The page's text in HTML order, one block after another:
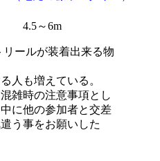
4.5～6m
ールが装着出来る物
人も増えている。
雑時の注意事項とし
に他の参加者と交差
う事をお願いした